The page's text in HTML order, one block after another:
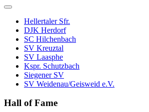
Hellertaler Sfr.
DJK Herdorf
SC Hilchenbach
SV Kreuztal
SV Laasphe
Kspr. Schutzbach
Siegener SV
SV Weidenau/Geisweid e.V.
Hall of Fame